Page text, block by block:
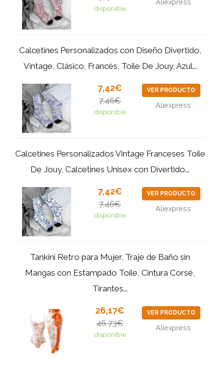
disponible
Aliexpress
Calcetines Personalizados con Diseño Divertido,
Vintage, Clásico, Francés, Toile De Jouy, Azul...
7,42€
7,46€
disponible
VER PRODUCTO
Aliexpress
Calcetines Personalizados Vintage Franceses Toile
De Jouy, Calcetines Unisex con Divertido...
7,42€
7,46€
disponible
VER PRODUCTO
Aliexpress
Tankini Retro para Mujer, Traje de Baño sin
Mangas con Estampado Toile, Cintura Corsé,
Tirantes...
26,17€
46,73€
disponible
VER PRODUCTO
Aliexpress